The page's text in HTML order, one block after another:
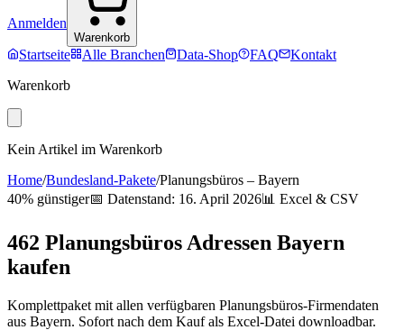
Anmelden
Warenkorb
Startseite Alle Branchen Data-Shop FAQ
Kontakt
Warenkorb
Kein Artikel im Warenkorb
Home/Bundesland-Pakete/Planungsbüros – Bayern
40% günstiger📅 Datenstand: 16. April 2026📊 Excel & CSV
462 Planungsbüros Adressen Bayern
kaufen
Komplettpaket mit allen verfügbaren Planungsbüros-Firmendaten
aus Bayern. Sofort nach dem Kauf als Excel-Datei downloadbar.